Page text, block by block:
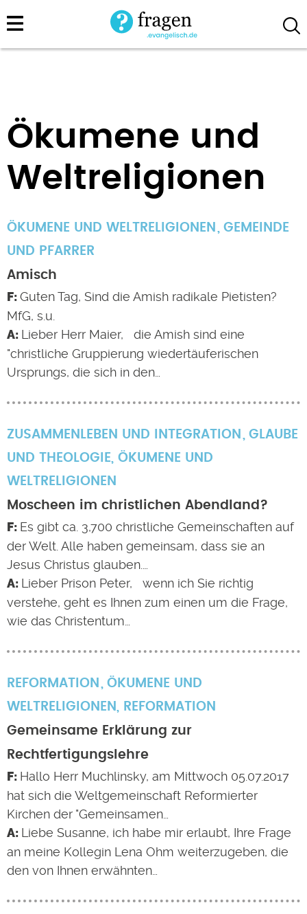
Direkt
zum
Ökumene und
Weltreligionen
ÖKUMENE UND WELTRELIGIONEN
GEMEINDE
UND PFARRER
Amisch
Guten Tag, Sind die Amish radikale Pietisten?
MfG, s.u.
Lieber Herr Maier, die Amish sind eine
"christliche Gruppierung wiedertäuferischen
Ursprungs, die sich in den…
ZUSAMMENLEBEN UND INTEGRATION
GLAUBE
UND THEOLOGIE, ÖKUMENE UND
WELTRELIGIONEN
Moscheen im christlichen Abendland?
Es gibt ca. 3,700 christliche Gemeinschaften auf
der Welt. Alle haben gemeinsam, dass sie an
Jesus Christus glauben.…
Lieber Prison Peter, wenn ich Sie richtig
verstehe, geht es Ihnen zum einen um die Frage,
wie das Christentum…
REFORMATION
ÖKUMENE UND
WELTRELIGIONEN , REFORMATION
Gemeinsame Erklärung zur
Rechtfertigungslehre
Hallo Herr Muchlinsky, am Mittwoch 05.07.2017
hat sich die Weltgemeinschaft Reformierter
Kirchen der "Gemeinsamen…
Liebe Susanne, ich habe mir erlaubt, Ihre Frage
an meine Kollegin Lena Ohm weiterzugeben, die
den von Ihnen erwähnten…